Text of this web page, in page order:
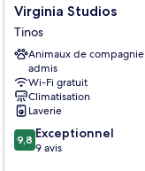
Virginia
Studios
Tinos
Virginia Studios
Tinos
Animaux de compagnie
admis
Wi-Fi gratuit
Climatisation
Laverie
9.8
sur
9,8 Exceptionnel
9 avis